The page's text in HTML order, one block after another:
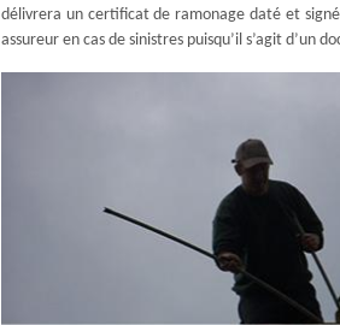
délivrera un certificat de ramonage daté et
assureur en cas de sinistres puisqu’il s’agit d’un